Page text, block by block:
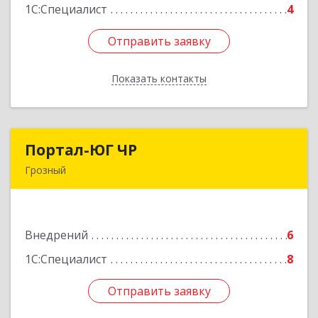
1С:Специалист
4
Отправить заявку
Показать контакты
Отправить заявку
Назад
Портал-ЮГ ЧР
Грозный
Внедрений
6
1С:Специалист
8
Отправить заявку
Подробнее
Отправить заявку